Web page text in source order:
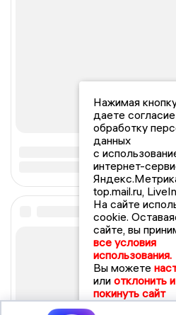
Нажимая
даете
обработку
данных
с
интернет-
top.mail.ru,
На сайте
cookie.
сайте, вы
все условия
использования.
Вы можете
или отклонить и
покинуть сайт